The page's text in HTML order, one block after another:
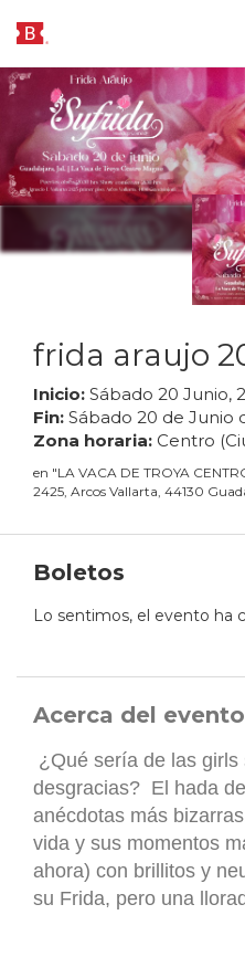
frida araujo
Inicio: Sábado 20 Junio,
Fin: Sábado 20 de Junio
Zona horaria: Centro
en "LA VACA DE TROYA
2425, Arcos Vallarta, 44130
Boletos
Lo sentimos, el evento ha
Acerca del evento
¿Qué sería de las
desgracias? El hada
anécdotas más
vida y sus momentos
ahora) con brillitos y
su Frida, pero una